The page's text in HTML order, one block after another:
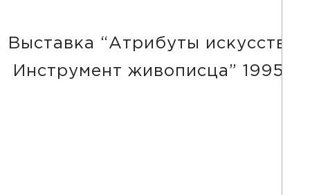
Выставка “Атрибуты искусства.
Инструмент живописца” 1995г.